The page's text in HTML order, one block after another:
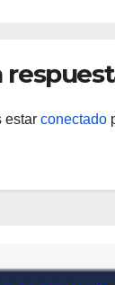
estar conectado